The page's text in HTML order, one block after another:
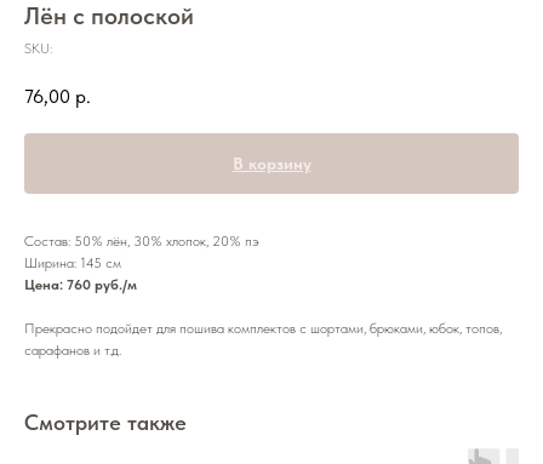
Лён с полоской
SKU:
76,00 р.
В корзину
Состав: 50% лён, 30% хлопок, 20% пэ
Ширина: 145 см
Цена: 760 руб./м
Прекрасно подойдет для пошива комплектов с шортами, брюками, юбок, топов,
сарафанов и т.д.
Смотрите также